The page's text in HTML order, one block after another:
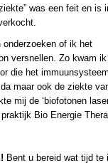
” was een feit en is
onderzoeken of ik het
versnellen. Zo kwam
die het
maar ook de ziekte
mij de ‘biofotonen
Bio Energie
Bent u bereid wat tijd te